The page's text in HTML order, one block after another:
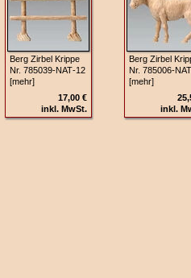
Berg Zirbel Krippe
Nr. 785039‑NAT‑12
[mehr]
17,00 €
inkl. MwSt.
Berg Zirbel
Nr.
[mehr]
inkl.